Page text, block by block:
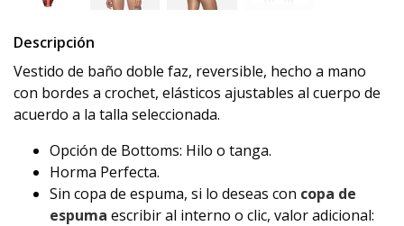
Descripción
Vestido de baño doble faz, reversible, hecho a mano
con bordes a crochet, elásticos ajustables al cuerpo de
acuerdo a la talla seleccionada.
Opción de Bottoms: Hilo o tanga.
Horma Perfecta.
Sin copa de espuma, si lo deseas con copa de
espuma escribir al interno o clic, valor adicional: